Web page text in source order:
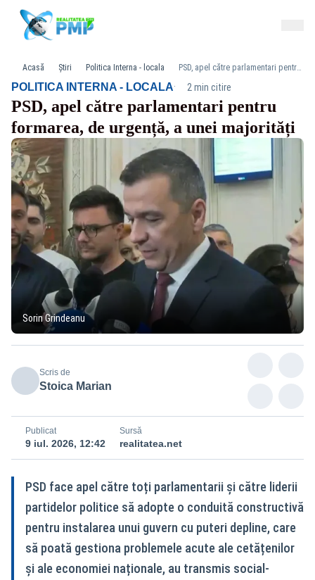
Acasă Știri Politica Interna - locala PSD, apel către parlamentari pentru formarea, de urgență, a unei majorități
POLITICA INTERNA - LOCALA· 2 min citire
PSD, apel către parlamentari pentru
formarea, de urgență, a unei majorități
Sorin Grindeanu
Scris de
Stoica Marian
Publicat
9 iul. 2026, 12:42
Sursă
realitatea.net
PSD face apel către toți parlamentarii și către liderii
partidelor politice să adopte o conduită constructivă
pentru instalarea unui guvern cu puteri depline, care
să poată gestiona problemele acute ale cetățenilor
și ale economiei naționale, au transmis social-